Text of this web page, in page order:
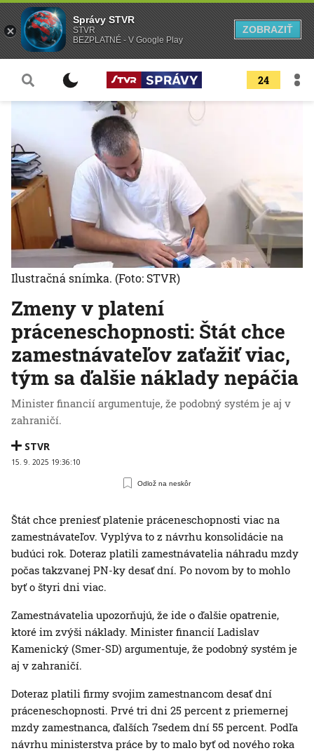
24
Zmeny v platení
práceneschopnosti: Štát chce
zamestnávateľov zaťažiť viac,
tým sa ďalšie náklady nepáčia
Minister financií argumentuje, že podobný systém je aj v
zahraničí.
STVR
15. 9. 2025 19:36:10
Odlož na neskôr
Ilustračná snímka. (Foto: STVR)
Štát chce preniesť platenie práceneschopnosti viac na
zamestnávateľov. Vyplýva to z návrhu konsolidácie na
budúci rok. Doteraz platili zamestnávatelia náhradu mzdy
počas takzvanej PN-ky desať dní. Po novom by to mohlo
byť o štyri dni viac.
Zamestnávatelia upozorňujú, že ide o ďalšie opatrenie,
ktoré im zvýši náklady. Minister financií Ladislav
Kamenický (Smer-SD) argumentuje, že podobný systém je
aj v zahraničí.
Doteraz platili firmy svojim zamestnancom desať dní
práceneschopnosti. Prvé tri dni 25 percent z priemernej
mzdy zamestnanca, ďalších 7sedem dní 55 percent. Podľa
návrhu ministerstva práce by to malo byť od nového roka
Správy STVR
STVR
BEZPLATNÉ - V Google Play
ZOBRAZIŤ